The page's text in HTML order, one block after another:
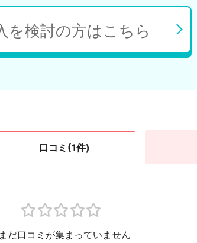
を検討の方はこちら
口コミ (1件)
まだ口コミが集まっていません